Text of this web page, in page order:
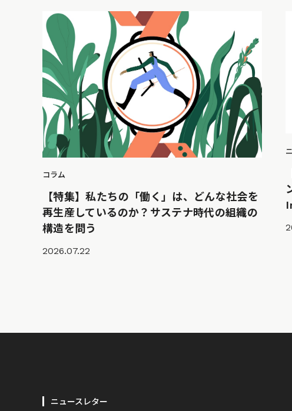
コラム
【特集】私たちの「働く」は、どんな社会を
再生産しているのか？サステナ時代の組織の
構造を問う
2026.07.22
ニュースレター